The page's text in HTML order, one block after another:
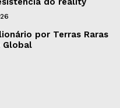
por Terras Raras
Global